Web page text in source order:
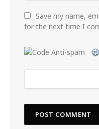
Save my name,
for the next time I